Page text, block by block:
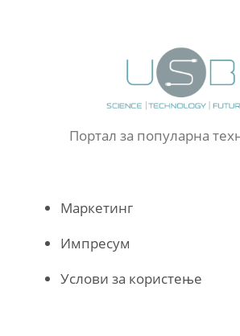
Портал за популарна
Маркетинг
Импресум
Услови за користење